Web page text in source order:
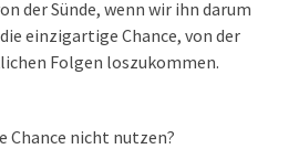
der Sünde, wenn wir ihn darum
einzigartige Chance, von der
Folgen loszukommen.
Chance nicht nutzen?